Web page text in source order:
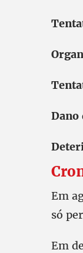
Dano
Em
só
Em